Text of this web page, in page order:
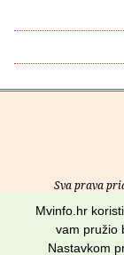
Sva prava
O nama•
Mvinfo.hr
vam pružio
Nastavkom